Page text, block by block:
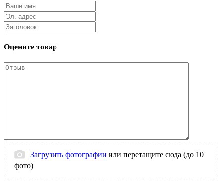
Оцените товар
Загрузить фотографии или перетащите сюда (до 10
фото)